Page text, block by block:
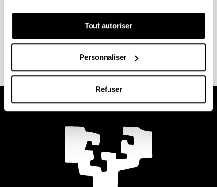
Tout autoriser
Personnaliser
Refuser